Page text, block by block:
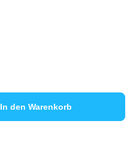
In den Warenkorb